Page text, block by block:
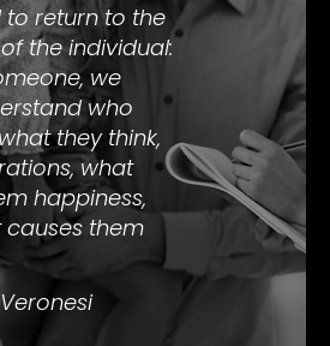
to return to the
the individual:
we
who
they think,
what
happiness,
them